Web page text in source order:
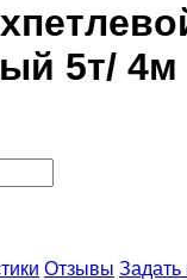
5т/ 4м
Отзывы Задать